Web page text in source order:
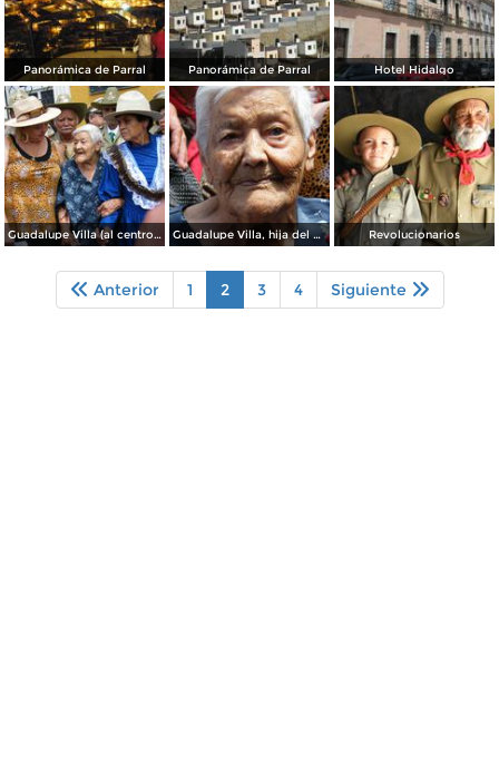
Panorámica de Parral Panorámica de Parral Hotel Hidalgo
Guadalupe Villa (al centro), hija del General Francisco Villa. Guadalupe Villa, hija del General Francisco Villa Revolucionarios
Anterior 1 2 3 4 Siguiente